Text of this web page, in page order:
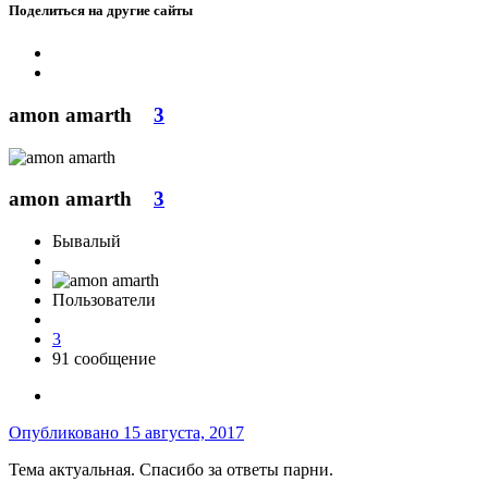
Поделиться на другие сайты
amon amarth 3
amon amarth 3
Бывалый
Пользователи
3
91 сообщение
Опубликовано 15 августа, 2017
Тема актуальная. Спасибо за ответы парни.